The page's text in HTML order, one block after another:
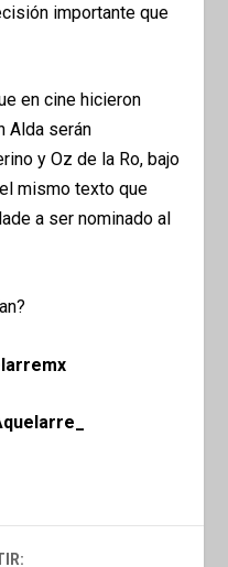
importante que
en cine hicieron
Alda serán
y Oz de la Ro, bajo
mismo texto que
a ser nominado al